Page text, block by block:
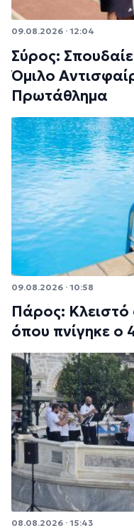
09.08.2026 · 12:04
Σύρος:
Όμιλο
Πρωτάθλημα
09.08.2026 · 10:58
Πάρος:
όπου πνίγηκε ο
08.08.2026 · 15:43